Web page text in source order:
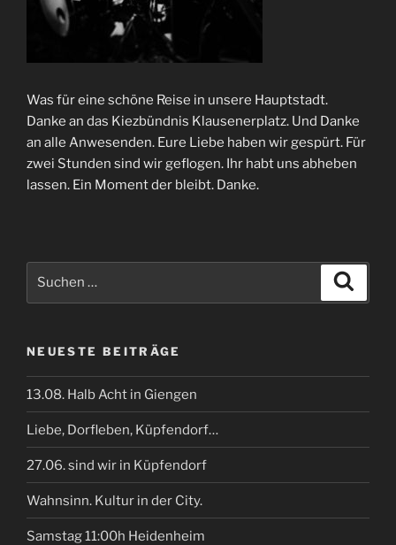
Was für eine schöne Reise in unsere Hauptstadt.
Danke an das Kiezbündnis Klausenerplatz. Und Danke
an alle Anwesenden. Eure Liebe haben wir gespürt. Für
zwei Stunden sind wir geflogen. Ihr habt uns abheben
lassen. Ein Moment der bleibt. Danke.
NEUESTE BEITRÄGE
13.08. Halb Acht in Giengen
Liebe, Dorfleben, Küpfendorf…
27.06. sind wir in Küpfendorf
Wahnsinn. Kultur in der City.
Samstag 11:00h Heidenheim